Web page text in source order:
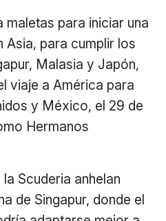
maletas para iniciar una
Asia, para cumplir los
Malasia y Japón,
viaje a América para
y México, el 29 de
Hermanos
Scuderia anhelan
de Singapur, donde el